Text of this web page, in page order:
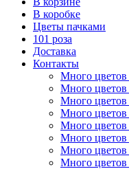
В коробке
Цветы пачками
101 роза
Доставка
Контакты
Много
Много
Много
Много цветов
Много
Много цветов
Много цветов
Много цветов